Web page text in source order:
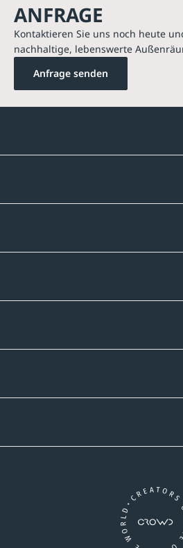
ANFRAGE
Kontaktieren Sie uns noch heute
nachhaltige, lebenswerte
Anfrage senden